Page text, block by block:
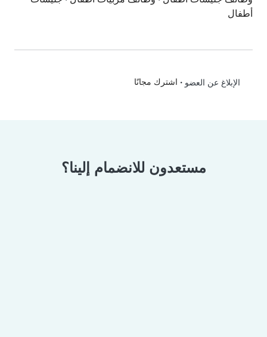
أطفال
الإبلاغ عن العضو • اشترك مجانًا
مستعدون للانضمام إلينا؟